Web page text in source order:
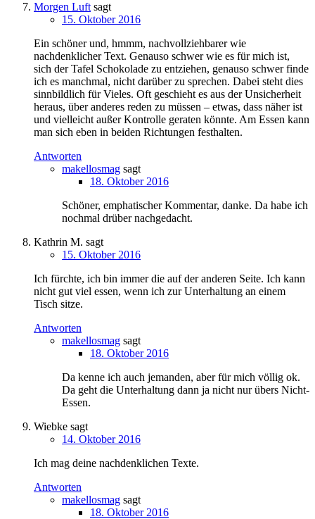
Morgen Luft sagt
15. Oktober 2016
Ein schöner und, hmmm, nachvollziehbarer wie
nachdenklicher Text. Genauso schwer wie es für mich ist,
sich der Tafel Schokolade zu entziehen, genauso schwer finde
ich es manchmal, nicht darüber zu sprechen. Dabei steht dies
sinnbildlich für Vieles. Oft geschieht es aus der Unsicherheit
heraus, über anderes reden zu müssen – etwas, dass näher ist
und vielleicht außer Kontrolle geraten könnte. Am Essen kann
man sich eben in beiden Richtungen festhalten.
Antworten
makellosmag sagt
18. Oktober 2016
Schöner, emphatischer Kommentar, danke. Da habe ich
nochmal drüber nachgedacht.
Kathrin M. sagt
15. Oktober 2016
Ich fürchte, ich bin immer die auf der anderen Seite. Ich kann
nicht gut viel essen, wenn ich zur Unterhaltung an einem
Tisch sitze.
Antworten
makellosmag sagt
18. Oktober 2016
Da kenne ich auch jemanden, aber für mich völlig ok.
Da geht die Unterhaltung dann ja nicht nur übers Nicht-
Essen.
Wiebke sagt
14. Oktober 2016
Ich mag deine nachdenklichen Texte.
Antworten
makellosmag sagt
18. Oktober 2016